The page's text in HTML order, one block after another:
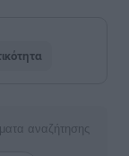
αναζήτησης